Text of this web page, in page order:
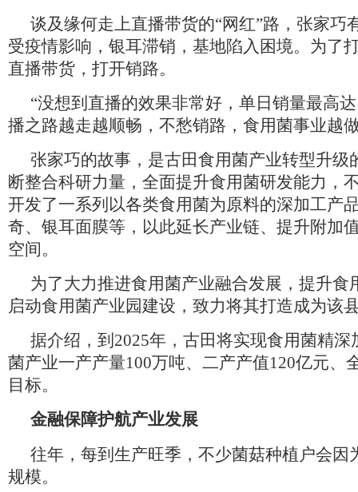
谈及缘何走上直播带货的“网红”路，张家巧
受疫情影响，银耳滞销，基地陷入困境。为了
直播带货，打开销路。
“没想到直播的效果非常好，单日销量最高
播之路越走越顺畅，不愁销路，食用菌事业越
张家巧的故事，是古田食用菌产业转型升级
断整合科研力量，全面提升食用菌研发能力，
开发了一系列以各类食用菌为原料的深加工产
奇、银耳面膜等，以此延长产业链、提升附加
空间。
为了大力推进食用菌产业融合发展，提升食
启动食用菌产业园建设，致力将其打造成为该
据介绍，到2025年，古田将实现食用菌精
菌产业一产产量100万吨、二产产值120亿元、
目标。
金融保障护航产业发展
往年，每到生产旺季，不少菌菇种植户会因
规模。